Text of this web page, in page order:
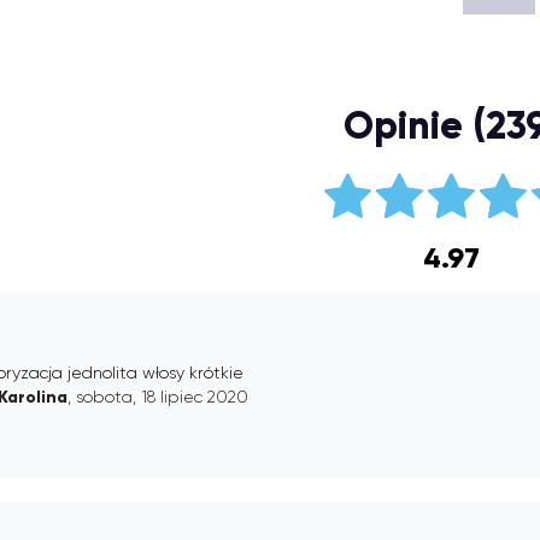
Opinie
4.97
jednolita włosy krótkie
, sobota, 18 lipiec 2020